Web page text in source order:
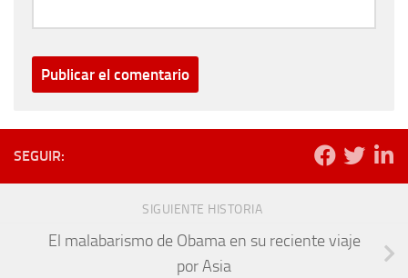
SEGUIR:
SIGUIENTE HISTORIA
El malabarismo de Obama en su reciente viaje
por Asia